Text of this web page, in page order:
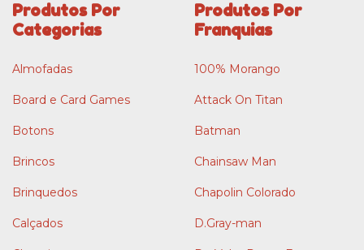
Produtos Por
Categorias
Almofadas
Board e Card Games
Botons
Brincos
Brinquedos
Calçados
Produtos Por
Franquias
100% Morango
Attack On Titan
Batman
Chainsaw Man
Chapolin Colorado
D.Gray-man